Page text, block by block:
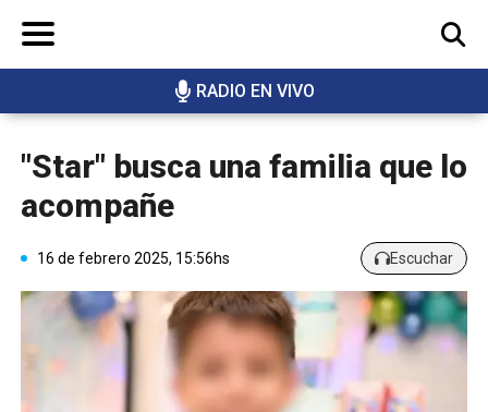
RADIO EN VIVO
BUSCAR
"Star" busca una familia que lo
acompañe
16 de febrero 2025, 15:56hs Escuchar